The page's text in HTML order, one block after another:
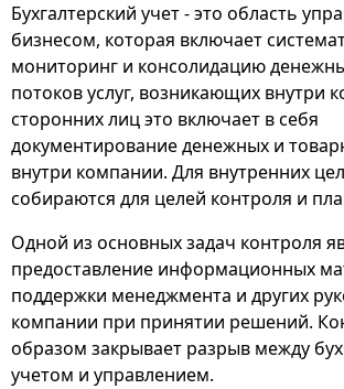
Бухгалтерский учет - это область
бизнесом, которая включает
мониторинг и консолидацию
потоков услуг, возникающих внутри
сторонних лиц это включает в себя
документирование денежных и
внутри компании. Для внутренних
собираются для целей контроля и
Одной из основных задач контроля
предоставление информационных
поддержки менеджмента и других
компании при принятии решений.
образом закрывает разрыв между
учетом и управлением.